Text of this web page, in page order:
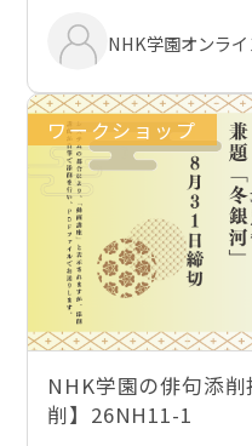
NHK学園オンラ
ワークショップ
NHK学園の俳句添
削】26NH11-1